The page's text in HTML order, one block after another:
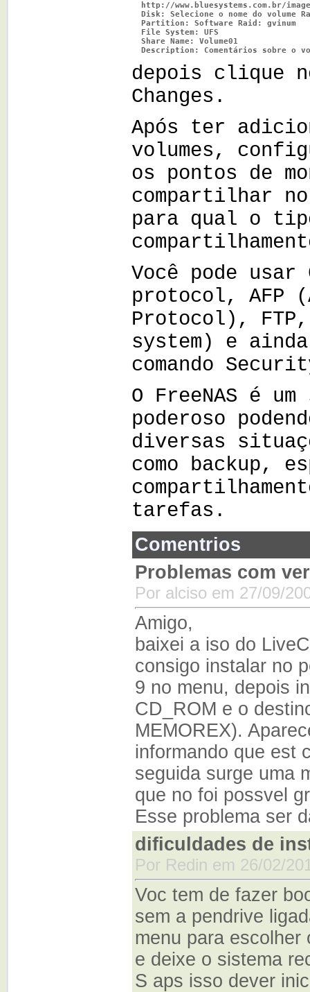
http://www.bluesystems.com.br/
Disk: Selecione o nome do volume
  Partition: Software Raid: gvinum
  File System: UFS
  Share Name: Volume01
Description: Comentários sobre o
depois clique
Changes.
Após ter
volumes,
os pontos de
compartilhar
para qual o
Você pode
protocol, AFP
Protocol),
system) e
comando
O FreeNAS é
poderoso
diversas
como backup,
tarefas.
Comentrios
Problemas com
Por alciso em 27/09/
Amigo,
baixei a iso do
consigo instalar no
9 no menu, depois
CD_ROM e o
MEMOREX).
informando que est
seguida surge uma
que no foi possvel
Esse problema ser
dificuldades de
Por Redin em 26/02/
Voc tem de fazer
sem a pendrive
menu para
e deixe o sistema
S aps isso dever